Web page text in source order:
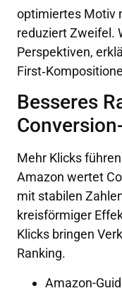
optimiertes Motiv
reduziert Zweifel.
Perspektiven,
Besseres
Mehr Klicks
Amazon wertet
mit stabilen
kreisförmiger
Klicks bringen
Ranking.
Amazon-